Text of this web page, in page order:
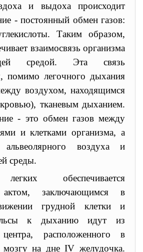
и выдоха происходит
- постоянный обмен газов:
Таким образом,
взаимосвязь организма
средой. Эта связь
помимо легочного дыхания
воздухом, находящимся
тканевым дыханием.
- это обмен газов между
и клетками организма, а
воздуха и
среды.
обеспечивается
актом, заключающимся в
грудной клетки и
к дыханию идут из
центра, расположенного в
мозгу на дне IV желудочка.